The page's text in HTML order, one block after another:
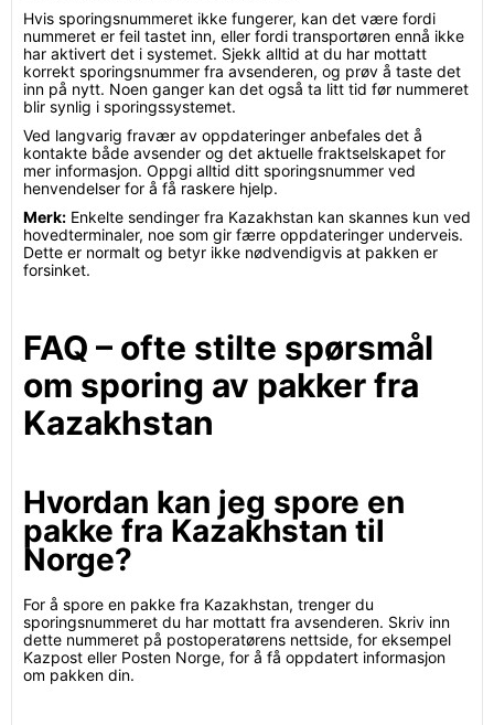
Hvis sporingsnummeret ikke fungerer, kan det være fordi
nummeret er feil tastet inn, eller fordi transportøren ennå ikke
har aktivert det i systemet. Sjekk alltid at du har mottatt
korrekt sporingsnummer fra avsenderen, og prøv å taste det
inn på nytt. Noen ganger kan det også ta litt tid før nummeret
blir synlig i sporingssystemet.
Ved langvarig fravær av oppdateringer anbefales det å
kontakte både avsender og det aktuelle fraktselskapet for
mer informasjon. Oppgi alltid ditt sporingsnummer ved
henvendelser for å få raskere hjelp.
Merk: Enkelte sendinger fra Kazakhstan kan skannes kun ved
hovedterminaler, noe som gir færre oppdateringer underveis.
Dette er normalt og betyr ikke nødvendigvis at pakken er
forsinket.
FAQ – ofte stilte spørsmål
om sporing av pakker fra
Kazakhstan
Hvordan kan jeg spore en
pakke fra Kazakhstan til
Norge?
For å spore en pakke fra Kazakhstan, trenger du
sporingsnummeret du har mottatt fra avsenderen. Skriv inn
dette nummeret på postoperatørens nettside, for eksempel
Kazpost eller Posten Norge, for å få oppdatert informasjon
om pakken din.